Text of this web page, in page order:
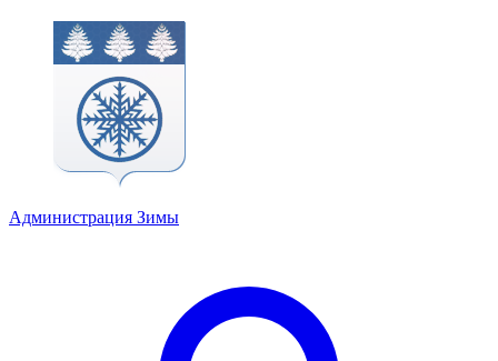
Администрация Зимы